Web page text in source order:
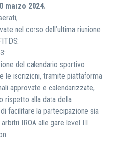
marzo 2024.
nel corso dell’ultima riunione
del calendario sportivo
le iscrizioni, tramite piattaforma
approvate e calendarizzate,
rispetto alla data della
facilitare la partecipazione sia
IROA alle gare level III